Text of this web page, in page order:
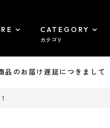
CATEGORY
カテゴリ
のお届け遅延につきまして